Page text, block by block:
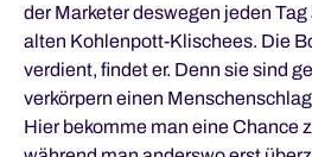
der Marketer deswegen jeden
alten Kohlenpott-Klischees. Die
verdient, findet er. Denn sie sind
verkörpern einen
Hier bekomme man eine Chance